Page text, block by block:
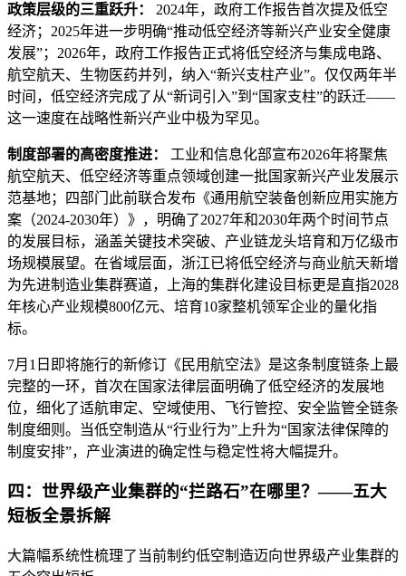
政策层级的三重跃升：
2024年，政府工作报告首次提及低空
经济；2025年进一步明确“推动低空经济等新兴产业安全健康
发展”；2026年，政府工作报告正式将低空经济与集成电路、
航空航天、生物医药并列，纳入“新兴支柱产业”。仅仅两年半
时间，低空经济完成了从“新词引入”到“国家支柱”的跃迁——
这一速度在战略性新兴产业中极为罕见。
制度部署的高密度推进：
工业和信息化部宣布2026年将聚焦
航空航天、低空经济等重点领域创建一批国家新兴产业发展示
范基地；四部门此前联合发布《通用航空装备创新应用实施方
案（2024-2030年）》，明确了2027年和2030年两个时间节点
的发展目标，涵盖关键技术突破、产业链龙头培育和万亿级市
场规模展望。在省域层面，浙江已将低空经济与商业航天新增
为先进制造业集群赛道，上海的集群化建设目标更是直指2028
年核心产业规模800亿元、培育10家整机领军企业的量化指
标。
7月1日即将施行的新修订《民用航空法》是这条制度链条上最
完整的一环，首次在国家法律层面明确了低空经济的发展地
位，细化了适航审定、空域使用、飞行管控、安全监管全链条
制度细则。当低空制造从“行业行为”上升为“国家法律保障的
制度安排”，产业演进的确定性与稳定性将大幅提升。
四：世界级产业集群的“拦路石”在哪里？——五大
短板全景拆解
大篇幅系统性梳理了当前制约低空制造迈向世界级产业集群的